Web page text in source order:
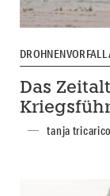
Das
tanja tricarico